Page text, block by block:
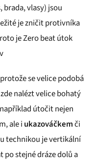
vlasy) jsou
je zničit protivníka
je Zero beat útok
se velice podobá
nalézt velice bohatý
útočit nejen
ale i ukazováčkemči
technikou je vertikální
po stejné dráze dolů a